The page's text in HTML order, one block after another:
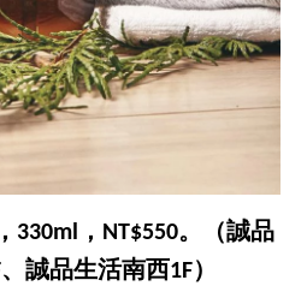
330ml，NT$550。（誠品
誠品生活南西1F）